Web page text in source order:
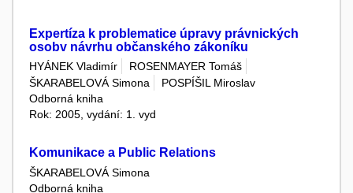
Expertíza k problematice úpravy právnických
osobv návrhu občanského zákoníku
HYÁNEK Vladimír
ROSENMAYER Tomáš
ŠKARABELOVÁ Simona
POSPÍŠIL Miroslav
Odborná kniha
Rok: 2005, vydání: 1. vyd
Komunikace a Public Relations
ŠKARABELOVÁ Simona
Odborná kniha